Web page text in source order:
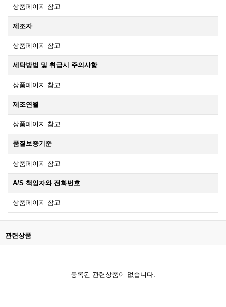
상품페이지 참고
제조자
상품페이지 참고
세탁방법 및 취급시 주의사항
상품페이지 참고
제조연월
상품페이지 참고
품질보증기준
상품페이지 참고
A/S 책임자와 전화번호
상품페이지 참고
관련상품
등록된 관련상품이 없습니다.